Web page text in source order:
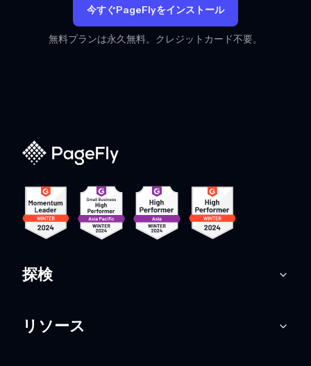
今すぐPageFlyをインストール
無料プランは永久無料。クレジットカード不要。
探検
リソース